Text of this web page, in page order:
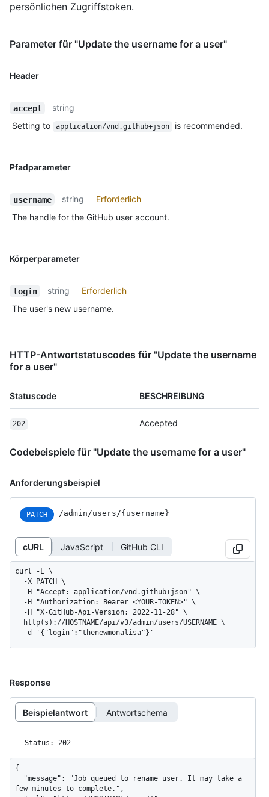
persönlichen Zugriffstoken.
Parameter für "Update the username for a user"
Header
accept
string
Setting to
application/vnd.github+json is recommended.
Pfadparameter
username string
Erforderlich
The handle for the GitHub user account.
Körperparameter
login string
Erforderlich
The user's new username.
HTTP-Antwortstatuscodes für "Update the username
for a user"
Statuscode BESCHREIBUNG
202 Accepted
Codebeispiele für "Update the username for a user"
Anforderungsbeispiel
PATCH /admin/users/{username}
cURL JavaScript GitHub CLI
curl -L \
  -d '{"login":"thenewmonalisa"}'
Response
Beispielantwort Antwortschema
Status: 202
{
few minutes to complete.",